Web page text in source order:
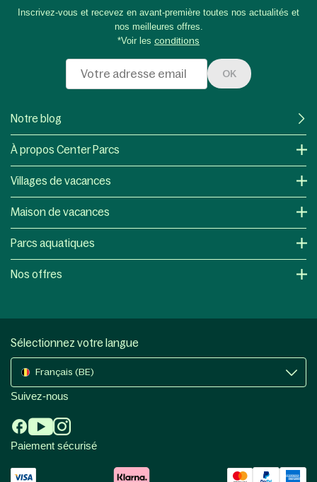
Inscrivez-vous et recevez en avant-première toutes nos actualités et
nos meilleures offres.
*Voir les conditions
OK
Notre blog
À propos Center Parcs
Villages de vacances
Maison de vacances
Parcs aquatiques
Nos offres
Sélectionnez votre langue
Français (BE)
Suivez-nous
Paiement sécurisé